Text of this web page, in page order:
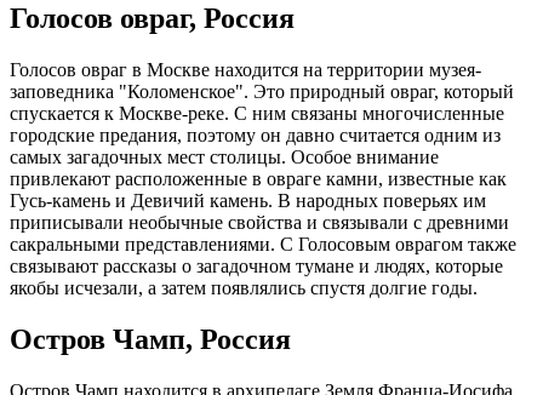
Голосов овраг, Россия
Голосов овраг в Москве находится на территории музея-
заповедника "Коломенское". Это природный овраг, который
спускается к Москве-реке. С ним связаны многочисленные
городские предания, поэтому он давно считается одним из
самых загадочных мест столицы. Особое внимание
привлекают расположенные в овраге камни, известные как
Гусь-камень и Девичий камень. В народных поверьях им
приписывали необычные свойства и связывали с древними
сакральными представлениями. С Голосовым оврагом также
связывают рассказы о загадочном тумане и людях, которые
якобы исчезали, а затем появлялись спустя долгие годы.
Остров Чамп, Россия
Остров Чамп находится в архипелаге Земля Франца-Иосифа.